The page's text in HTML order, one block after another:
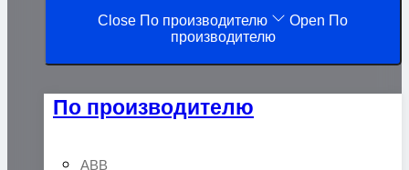
Close По производителю
Open По
производителю
По производителю
ABB